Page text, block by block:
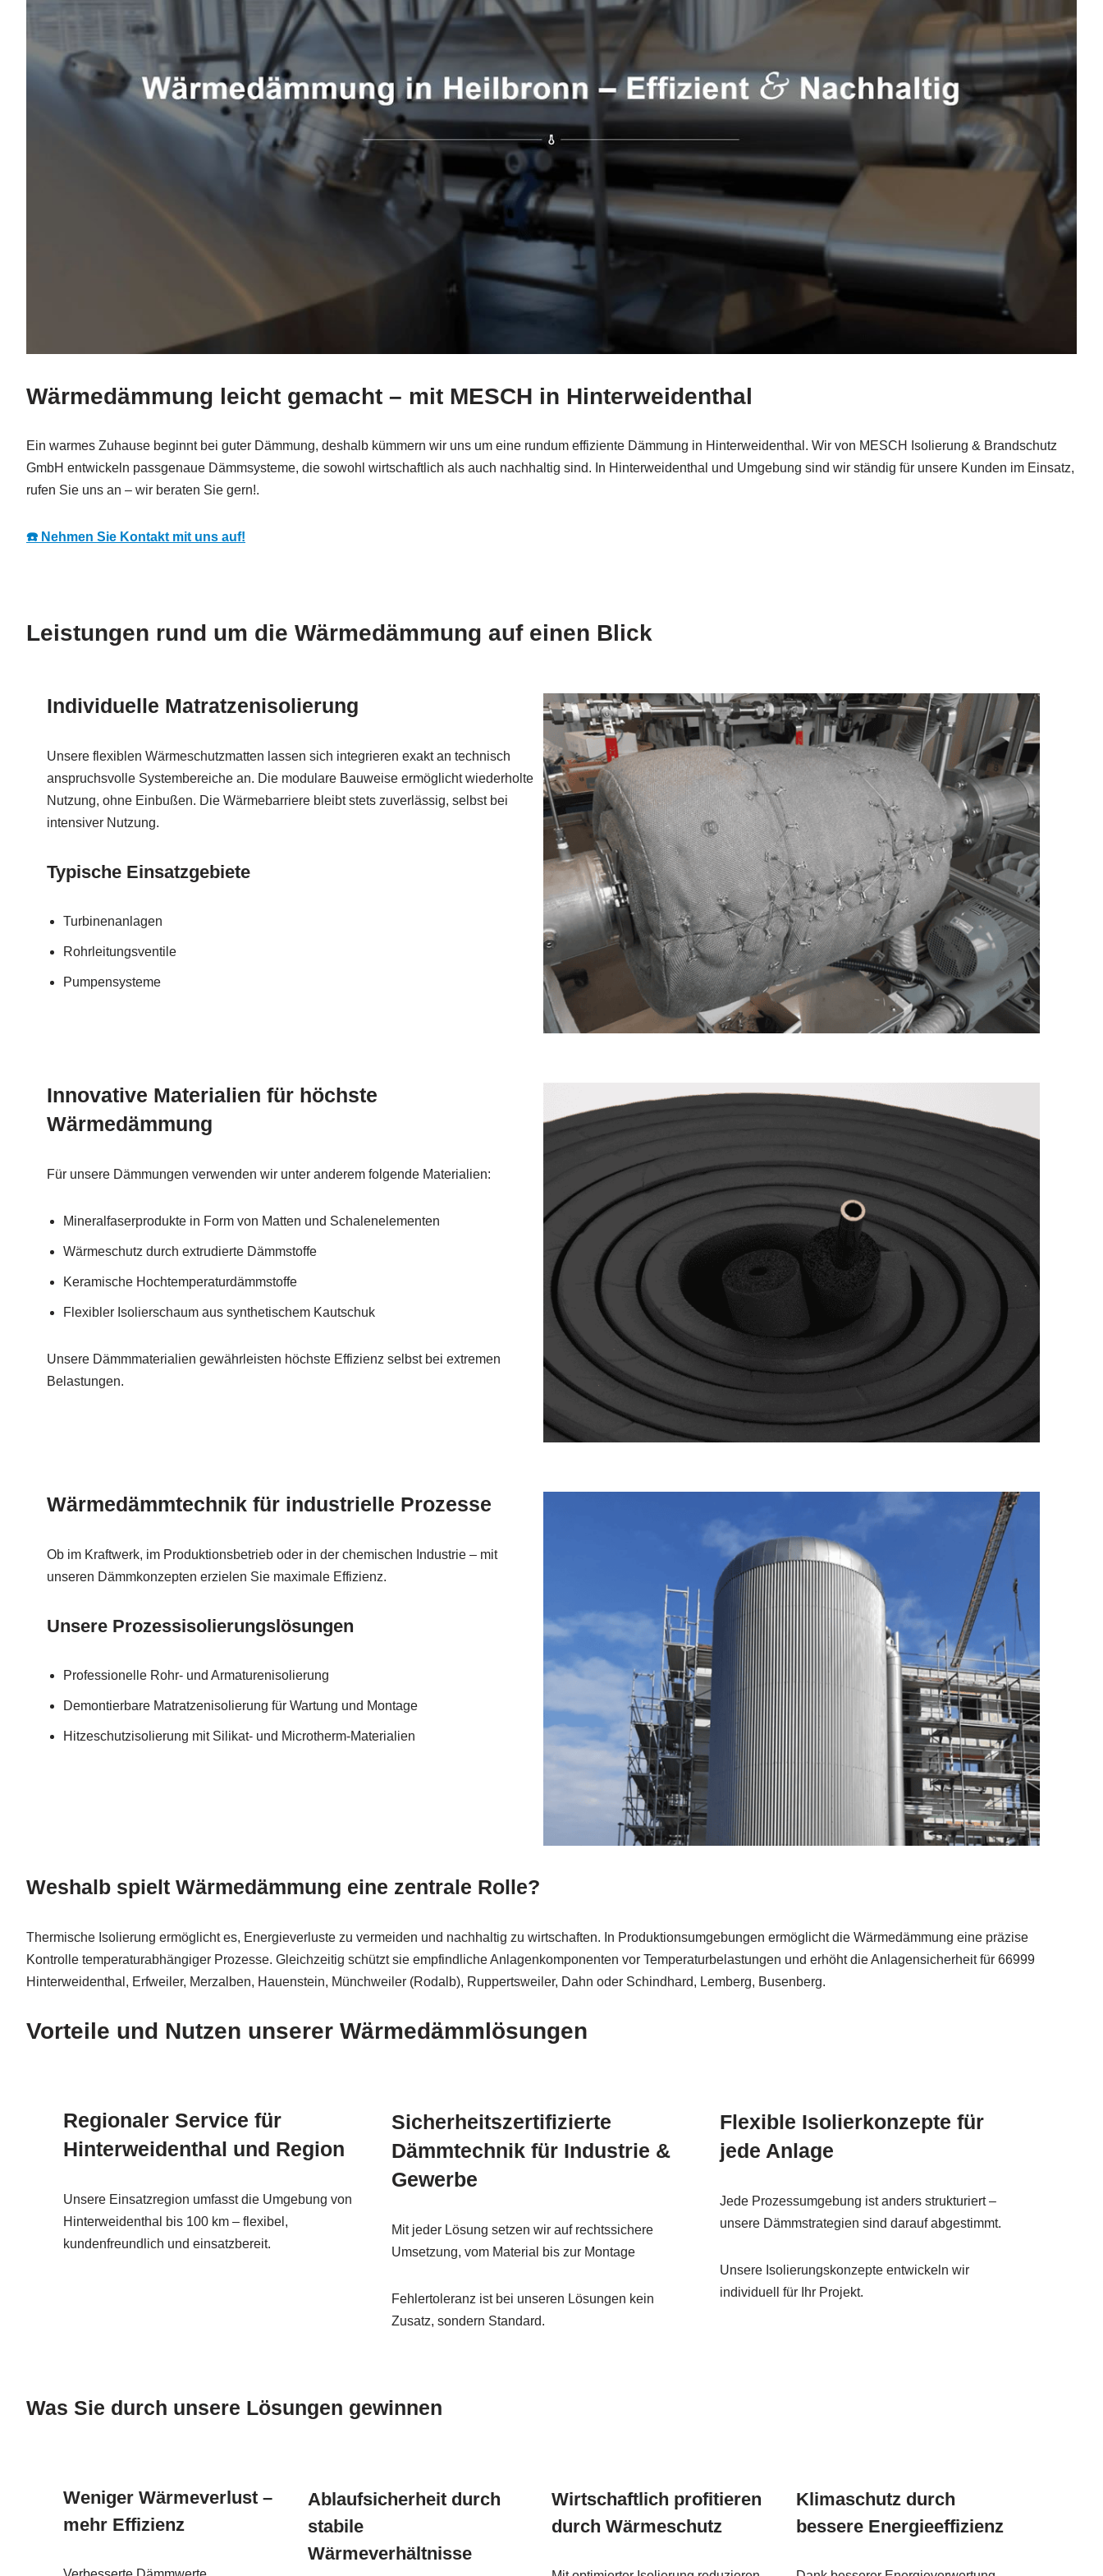
Wärmedämmung leicht gemacht – mit MESCH in Hinterweidenthal
Ein warmes Zuhause beginnt bei guter Dämmung, deshalb kümmern wir uns um eine rundum effiziente Dämmung in Hinterweidenthal. Wir von MESCH Isolierung & Brandschutz
GmbH entwickeln passgenaue Dämmsysteme, die sowohl wirtschaftlich als auch nachhaltig sind. In Hinterweidenthal und Umgebung sind wir ständig für unsere Kunden im Einsatz,
rufen Sie uns an – wir beraten Sie gern!.
☎️ Nehmen Sie Kontakt mit uns auf!
Leistungen rund um die Wärmedämmung auf einen Blick
Individuelle Matratzenisolierung
Unsere flexiblen Wärmeschutzmatten lassen sich integrieren exakt an technisch
anspruchsvolle Systembereiche an. Die modulare Bauweise ermöglicht wiederholte
Nutzung, ohne Einbußen. Die Wärmebarriere bleibt stets zuverlässig, selbst bei
intensiver Nutzung.
Typische Einsatzgebiete
Turbinenanlagen
Rohrleitungsventile
Pumpensysteme
Innovative Materialien für höchste
Wärmedämmung
Für unsere Dämmungen verwenden wir unter anderem folgende Materialien:
Mineralfaserprodukte in Form von Matten und Schalenelementen
Wärmeschutz durch extrudierte Dämmstoffe
Keramische Hochtemperaturdämmstoffe
Flexibler Isolierschaum aus synthetischem Kautschuk
Unsere Dämmmaterialien gewährleisten höchste Effizienz selbst bei extremen
Belastungen.
Wärmedämmtechnik für industrielle Prozesse
Ob im Kraftwerk, im Produktionsbetrieb oder in der chemischen Industrie – mit
unseren Dämmkonzepten erzielen Sie maximale Effizienz.
Unsere Prozessisolierungslösungen
Professionelle Rohr- und Armaturenisolierung
Demontierbare Matratzenisolierung für Wartung und Montage
Hitzeschutzisolierung mit Silikat- und Microtherm-Materialien
Weshalb spielt Wärmedämmung eine zentrale Rolle?
Thermische Isolierung ermöglicht es, Energieverluste zu vermeiden und nachhaltig zu wirtschaften. In Produktionsumgebungen ermöglicht die Wärmedämmung eine präzise
Kontrolle temperaturabhängiger Prozesse. Gleichzeitig schützt sie empfindliche Anlagenkomponenten vor Temperaturbelastungen und erhöht die Anlagensicherheit für 66999
Hinterweidenthal, Erfweiler, Merzalben, Hauenstein, Münchweiler (Rodalb), Ruppertsweiler, Dahn oder Schindhard, Lemberg, Busenberg.
Vorteile und Nutzen unserer Wärmedämmlösungen
Regionaler Service für
Hinterweidenthal und Region
Unsere Einsatzregion umfasst die Umgebung von
Hinterweidenthal bis 100 km – flexibel,
kundenfreundlich und einsatzbereit.
Sicherheitszertifizierte
Dämmtechnik für Industrie &
Gewerbe
Mit jeder Lösung setzen wir auf rechtssichere
Umsetzung, vom Material bis zur Montage
Fehlertoleranz ist bei unseren Lösungen kein
Zusatz, sondern Standard.
Flexible Isolierkonzepte für
jede Anlage
Jede Prozessumgebung ist anders strukturiert –
unsere Dämmstrategien sind darauf abgestimmt.
Unsere Isolierungskonzepte entwickeln wir
individuell für Ihr Projekt.
Was Sie durch unsere Lösungen gewinnen
Weniger Wärmeverlust –
mehr Effizienz
Ablaufsicherheit durch
stabile
Wärmeverhältnisse
Wirtschaftlich profitieren
durch Wärmeschutz
Klimaschutz durch
bessere Energieeffizienz